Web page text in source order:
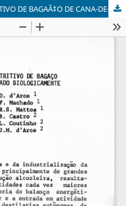
AVALIAÃ‡ÃƒO DO VALOR NUTRITIVO DE BAGAÃ‡O DE CANA-DE-AÃ‡ÃšCAR TRATADO BIOLOGICAMENTE